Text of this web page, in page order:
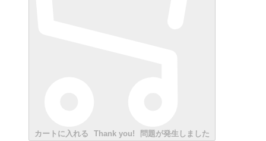
カートに入れる Thank you! 問題が発生しました